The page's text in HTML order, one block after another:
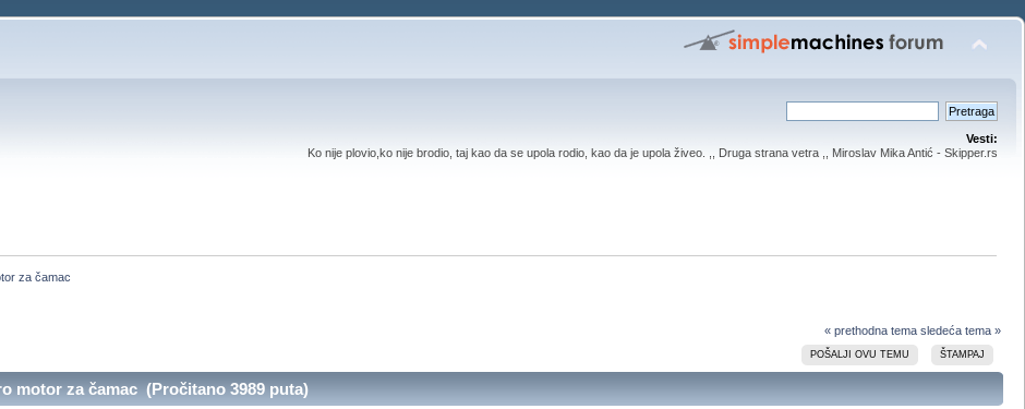
Vesti:
Ko nije plovio,ko nije brodio, taj kao da se upola rodio, kao da je upola živeo. ,, Druga strana vetra ,, Miroslav Mika Antić - Skipper.rs
za čamac
« prethodna tema sledeća tema »
POŠALJI OVU TEMU ŠTAMPAJ
motor za čamac (Pročitano 3989 puta)